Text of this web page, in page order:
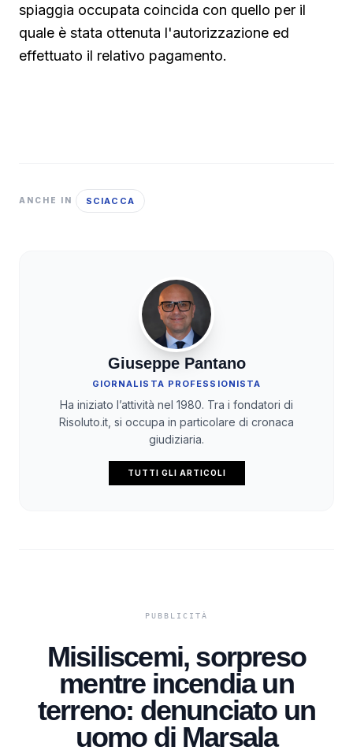
spiaggia occupata coincida con quello per il
quale è stata ottenuta l'autorizzazione ed
effettuato il relativo pagamento.
ANCHE IN SCIACCA
Giuseppe Pantano
GIORNALISTA PROFESSIONISTA
Ha iniziato l’attività nel 1980. Tra i fondatori di
Risoluto.it, si occupa in particolare di cronaca
giudiziaria.
TUTTI GLI ARTICOLI
Misiliscemi, sorpreso
mentre incendia un
terreno: denunciato un
uomo di Marsala